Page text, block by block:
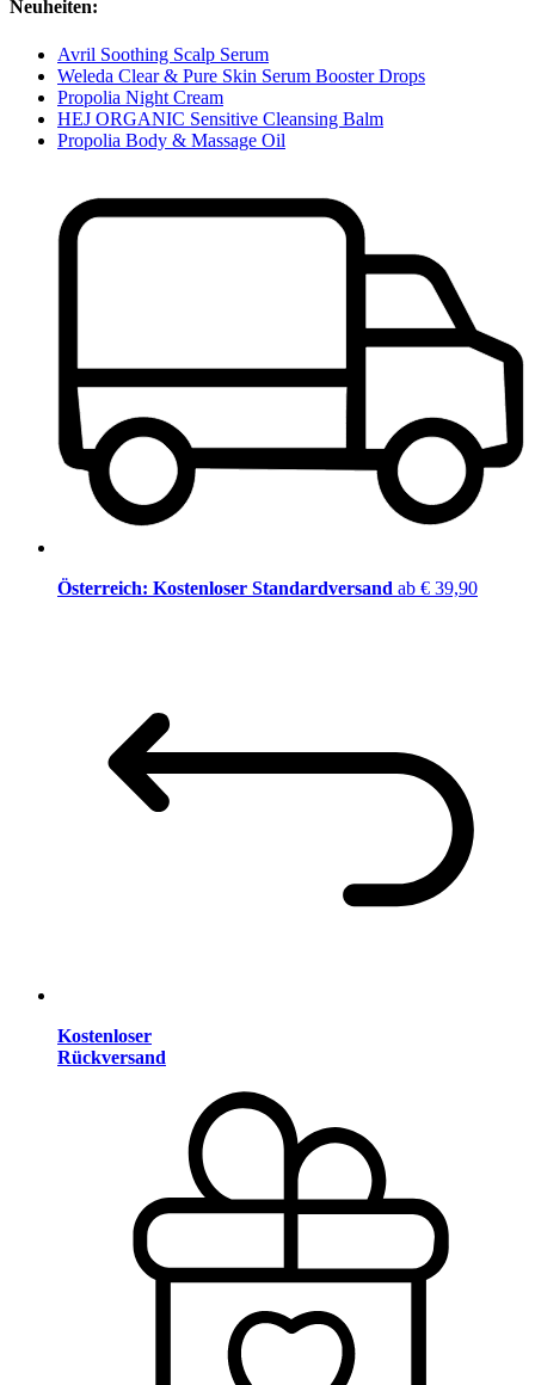
Neuheiten:
Avril Soothing Scalp Serum
Weleda Clear & Pure Skin Serum Booster Drops
Propolia Night Cream
HEJ ORGANIC Sensitive Cleansing Balm
Propolia Body & Massage Oil
Österreich: Kostenloser Standardversand ab € 39,90
Kostenloser
Rückversand